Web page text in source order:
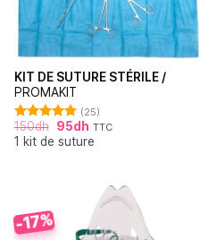
KIT DE SUTURE STÉRILE /
PROMAKIT
Note4.92
sur 5
(25)
150dh 95dh TTC
1 kit de suture
-17%